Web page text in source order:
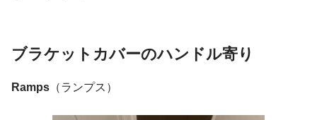
ブラケットカバーのハンドル寄り
Ramps （ランプス）